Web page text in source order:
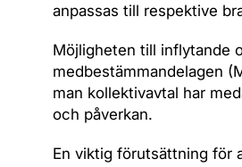
anpassas till respektive
Möjligheten till inflytande
medbestämmandelagen
man kollektivavtal har
och påverkan.
En viktig förutsättning för